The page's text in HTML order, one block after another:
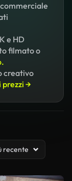
e HD
filmato o
creativo
prezzi →
recente